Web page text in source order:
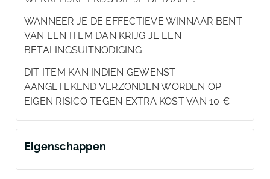
WANNEER JE DE EFFECTIEVE WINNAAR BENT
VAN EEN ITEM DAN KRIJG JE EEN
BETALINGSUITNODIGING
DIT ITEM KAN INDIEN GEWENST
AANGETEKEND VERZONDEN WORDEN OP
EIGEN RISICO TEGEN EXTRA KOST VAN 10 €
Eigenschappen